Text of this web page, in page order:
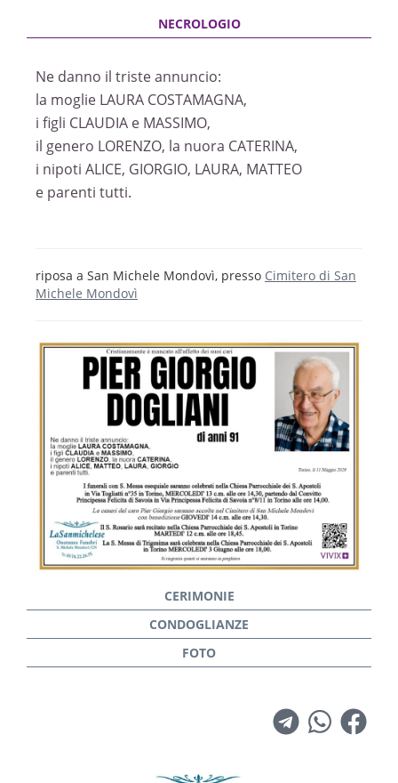
Ne danno il triste annuncio:
la moglie LAURA COSTAMAGNA,
i figli CLAUDIA e MASSIMO,
il genero LORENZO, la nuora CATERINA,
i nipoti ALICE, GIORGIO, LAURA, MATTEO
e parenti tutti.
riposa a San Michele Mondovì, presso Cimitero di San
Michele Mondovì